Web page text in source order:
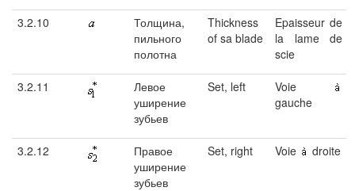
3.2.10
Толщина,
пильного
полотна
Thickness
of sa blade
Epaisseur de
la lame de
scie
3.2.11
Левое
уширение
зубьев
Set, left
Voie
gauche
3.2.12
Правое
уширение
зубьев
Set, right Voie droite